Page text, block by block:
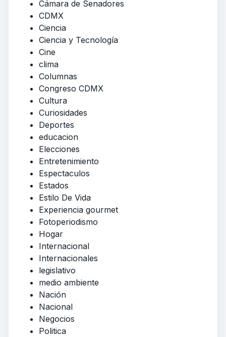
Cámara de Senadores
CDMX
Ciencia
Ciencia y Tecnología
Cine
clima
Columnas
Congreso CDMX
Cultura
Curiosidades
Deportes
educacion
Elecciones
Entretenimiento
Espectaculos
Estados
Estilo De Vida
Experiencia gourmet
Fotoperiodismo
Hogar
Internacional
Internacionales
legislativo
medio ambiente
Nación
Nacional
Negocios
Politica